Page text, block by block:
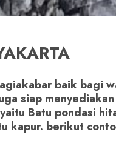
baik bagi
siap
Batu pondasi
kapur. berikut